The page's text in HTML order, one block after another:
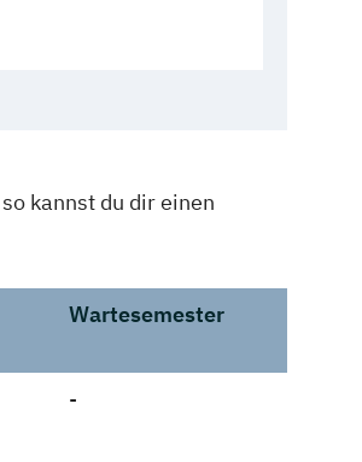
kannst du dir einen
Wartesemester
-